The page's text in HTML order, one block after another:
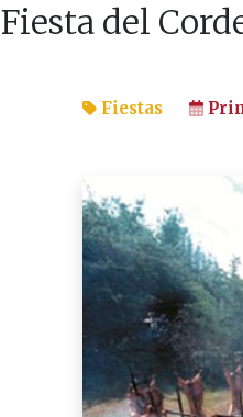
Fiesta del
Fiestas